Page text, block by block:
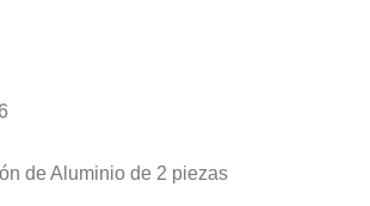
de Aluminio de 2 piezas